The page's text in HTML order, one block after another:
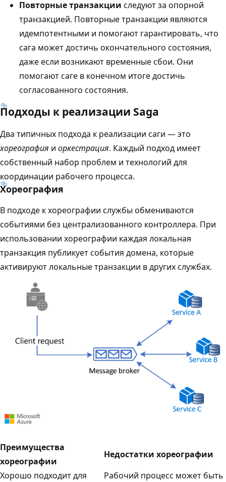
Повторные транзакции следуют за опорной
транзакцией. Повторные транзакции являются
идемпотентными и помогают гарантировать, что
сага может достичь окончательного состояния,
даже если возникают временные сбои. Они
помогают саге в конечном итоге достичь
согласованного состояния.
Подходы к реализации Saga
Два типичных подхода к реализации саги — это
хореография и оркестрация. Каждый подход имеет
собственный набор проблем и технологий для
координации рабочего процесса.
Хореография
В подходе к хореографии службы обмениваются
событиями без централизованного контроллера. При
использовании хореографии каждая локальная
транзакция публикует события домена, которые
активируют локальные транзакции в других службах.
Преимущества
хореографии
Недостатки хореографии
Хорошо подходит для
Рабочий процесс может быть